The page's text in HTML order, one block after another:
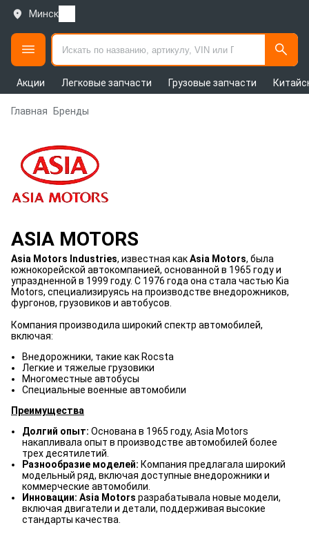
Минск
Акции Легковые запчасти Грузовые запчасти
Главная Бренды
ASIA MOTORS
Asia Motors Industries, известная какAsia Motors, была
южнокорейской автокомпанией, основанной в 1965 году и
упраздненной в 1999 году. С 1976 года она стала частью Kia
Motors, специализируясь на производстве внедорожников,
фургонов, грузовиков и автобусов.
Компания производила широкий спектр автомобилей,
включая:
Внедорожники, такие как Rocsta
Легкие и тяжелые грузовики
Многоместные автобусы
Специальные военные автомобили
Преимущества
Долгий опыт: Основана в 1965 году, Asia Motors
накапливала опыт в производстве автомобилей более
трех десятилетий.
Разнообразие моделей: Компания предлагала широкий
модельный ряд, включая доступные внедорожники и
коммерческие автомобили.
Инновации: Asia Motors разрабатывала новые модели,
включая двигатели и детали, поддерживая высокие
стандарты качества.